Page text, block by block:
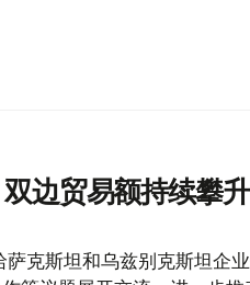
边贸易额持续攀升
萨克斯坦和乌兹别克斯坦企